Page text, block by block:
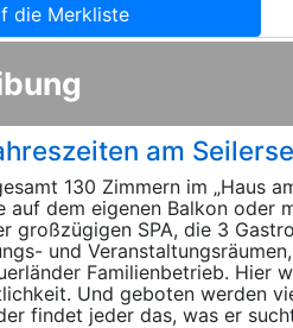
die Merkliste
am
130 Zimmern im „Haus
auf dem eigenen Balkon oder
großzügigen SPA, die 3
und
Familienbetrieb. Hier
Und geboten werden
findet jeder das, was er